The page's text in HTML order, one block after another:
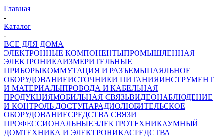
Главная
-
Каталог
-
ВСЕ ДЛЯ ДОМА
ЭЛЕКТРОННЫЕ КОМПОНЕНТЫПРОМЫШЛЕННАЯ
ЭЛЕКТРОНИКАИЗМЕРИТЕЛЬНЫЕ
ПРИБОРЫКОММУТАЦИЯ И РАЗЪЕМЫПАЯЛЬНОЕ
ОБОРУДОВАНИЕИСТОЧНИКИ ПИТАНИЯИНСТРУМЕНТ
И МАТЕРИАЛЫПРОВОДА И КАБЕЛЬНАЯ
ПРОДУКЦИЯМОБИЛЬНАЯ СВЯЗЬВИДЕОНАБЛЮДЕНИЕ
И КОНТРОЛЬ ДОСТУПАРАДИОЛЮБИТЕЛЬСКОЕ
ОБОРУДОВАНИЕСРЕДСТВА СВЯЗИ
ПРОФЕССИОНАЛЬНЫЕЭЛЕКТРОТЕХНИКАУМНЫЙ
ДОМТЕХНИКА И ЭЛЕКТРОНИКАСРЕДСТВА